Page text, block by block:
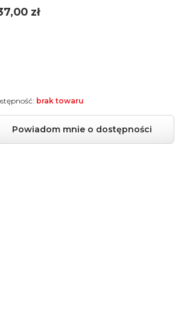
zł
Powiadom mnie o dostępności
brak towaru